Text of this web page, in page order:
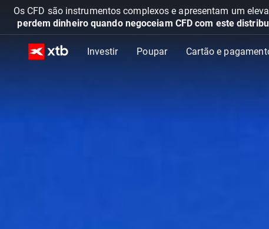
Os CFD são instrumentos complexos e apresentam um
perdem dinheiro quando negoceiam CFD com este
Investir Poupar Cartão e